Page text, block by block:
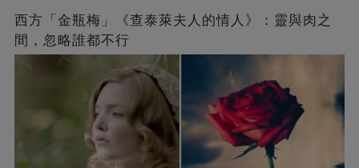
西方「金瓶梅」《查泰萊夫人的情人》：靈與肉之
間，忽略誰都不行